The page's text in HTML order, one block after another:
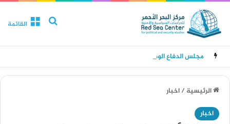
القائمةبحث عن
الرئيسية/اخبار
اخبار